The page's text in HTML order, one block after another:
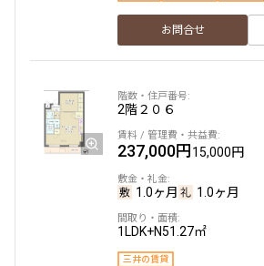
お問合せ
2階２０６
237,000円15,000円
1.0ヶ月 1.0ヶ月
1LDK+N51.27㎡
三井の賃貸